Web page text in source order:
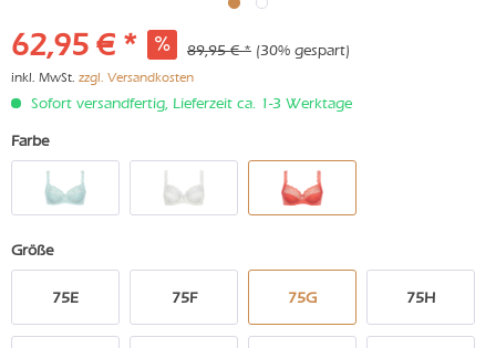
62,95 € * 89,95 € * (30% gespart)
inkl. MwSt. zzgl. Versandkosten
Sofort versandfertig, Lieferzeit ca. 1-3 Werktage
Farbe
Größe
75E 75F 75G 75H